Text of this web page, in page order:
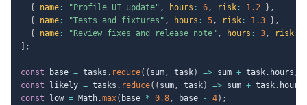
{
name : "Profile UI update" , hours : 6, risk : 1.2 } ,
{
name : "Tests and fixtures" , hours : 5, risk : 1.3 } ,
{
name : "Review fixes and release note" , hours : 3, risk
;
const base = tasks . reduce( ( sum, task) => sum + task. hours ,
const likely = tasks . reduce( ( sum, task) => sum + task.
const low = Math.max( base * 0.8, base - 4) ;